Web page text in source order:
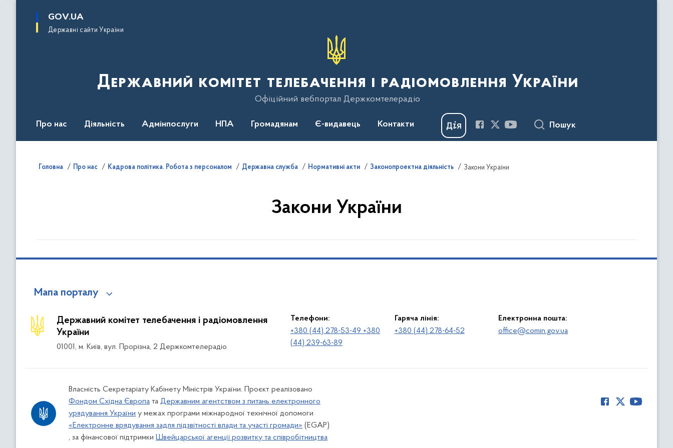
основного
GOV.UA
Державні сайти України
Державний комітет телебачення і радіомовлення України
Офіційний вебпортал Держкомтелерадіо
Про нас Діяльність Адмінпослуги НПА Громадянам Є-видавець Контакти Пошук
Головна Про нас Кадрова політика. Робота з персоналом Державна служба Нормативні акти Законопроектна діяльність Закони України
Закони України
Мапа порталу
Державний комітет телебачення і радіомовлення
України
01001, м. Київ, вул. Прорізна, 2 Держкомтелерадіо
Телефони:
+380 (44) 278-53-49 +380
(44) 239-63-89
Гаряча лінія:
+380 (44) 278-64-52
Електронна пошта:
office@comin.gov.ua
Власність Секретаріату Кабінету Міністрів України. Проєкт реалізовано
Фондом Східна Європа та Державним агентством з питань електронного
урядування України у межах програми міжнародної технічної допомоги
«Електронне врядування задля підзвітності влади та участі громади» (EGAP)
, за фінансової підтримки Швейцарської агенції розвитку та співробітництва